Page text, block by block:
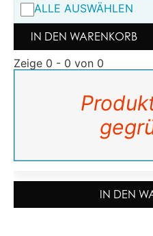
ALLE AUSWÄHLEN
IN DEN WARENKORB
Zeige 0 - 0 von 0
IN DEN